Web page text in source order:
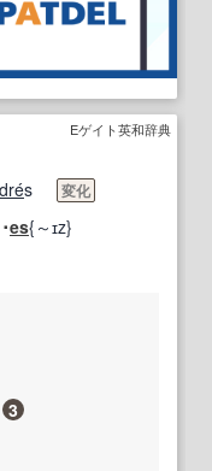
Eゲイト英和辞典
drés 変化
es{～ɪz}
3